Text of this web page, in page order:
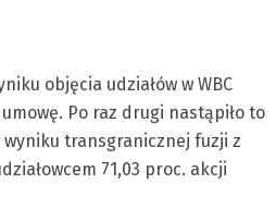
objęcia udziałów w WBC
Po raz drugi nastąpiło to
wyniku transgranicznej fuzji z
71,03 proc. akcji